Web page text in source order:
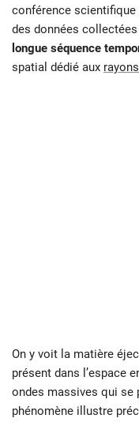
conférence
des données collectées
longue séquence
spatial dédié aux
On y voit la matière
présent dans l’espace
ondes massives qui se
phénomène illustre